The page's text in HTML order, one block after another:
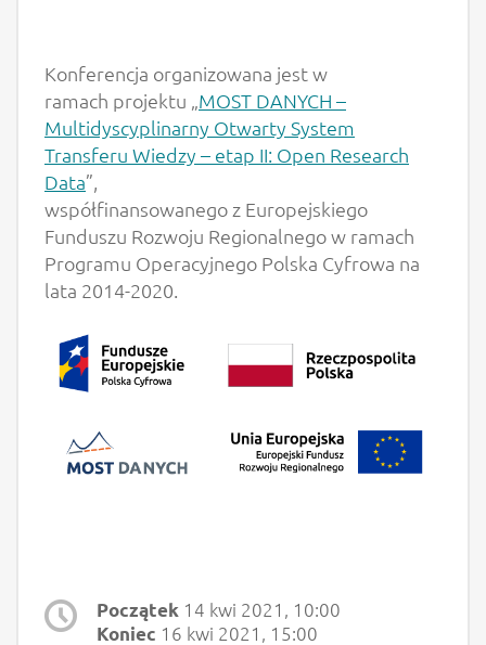
Konferencja organizowana jest w
ramach projektu „MOST DANYCH –
Multidyscyplinarny Otwarty System
Transferu Wiedzy – etap II: Open Research
Data”,
współfinansowanego z Europejskiego
Funduszu Rozwoju Regionalnego w ramach
Programu Operacyjnego Polska Cyfrowa na
lata 2014-2020.
Początek 14 kwi 2021, 10:00
Koniec 16 kwi 2021, 15:00